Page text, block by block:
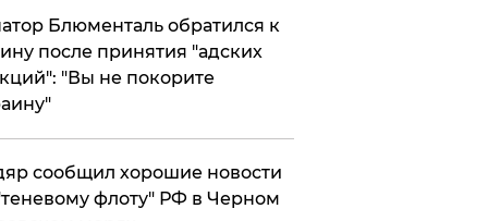
Блюменталь обратился к
после принятия "адских
"Вы не покорите
сообщил хорошие новости
флоту" РФ в Черном